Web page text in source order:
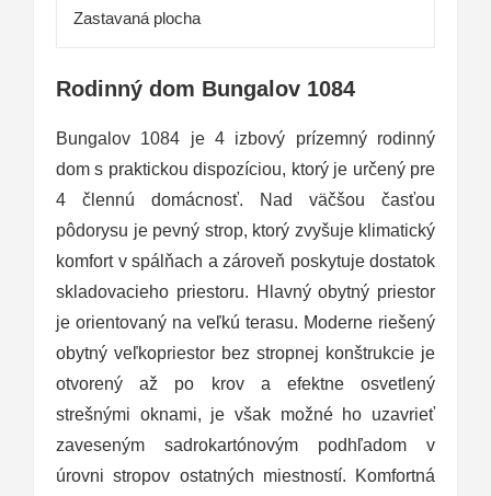
Zastavaná plocha
Rodinný dom Bungalov 1084
Bungalov 1084 je 4 izbový prízemný rodinný
dom s praktickou dispozíciou, ktorý je určený pre
4 člennú domácnosť. Nad väčšou časťou
pôdorysu je pevný strop, ktorý zvyšuje klimatický
komfort v spálňach a zároveň poskytuje dostatok
skladovacieho priestoru. Hlavný obytný priestor
je orientovaný na veľkú terasu. Moderne riešený
obytný veľkopriestor bez stropnej konštrukcie je
otvorený až po krov a efektne osvetlený
strešnými oknami, je však možné ho uzavrieť
zaveseným sadrokartónovým podhľadom v
úrovni stropov ostatných miestností. Komfortná